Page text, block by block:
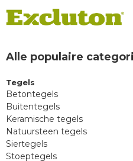
Alle populaire
Tegels
Betontegels
Buitentegels
Keramische tegels
Natuursteen tegels
Siertegels
Stoeptegels